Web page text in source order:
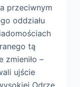
przeciwnym
oddziału
tą
zmieniło –
ujście
Odrze